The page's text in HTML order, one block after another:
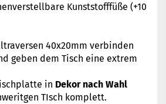
Kunststofffüße (+10
40x20mm verbinden
geben dem Tisch eine extrem
in Dekor nach Wahl
TIsch komplett.